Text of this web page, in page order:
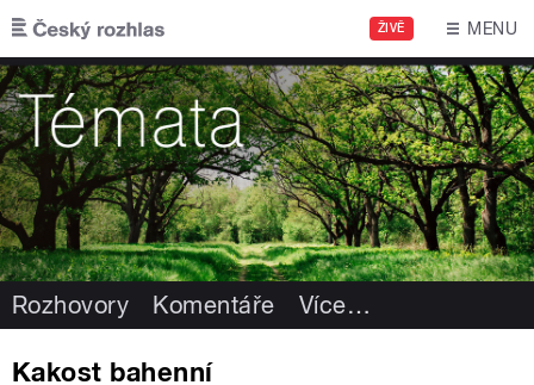
Přejít k hlavnímu obsahu
ŽIVĚ MENU
Rozhovory Komentáře Více…
Kakost bahenní